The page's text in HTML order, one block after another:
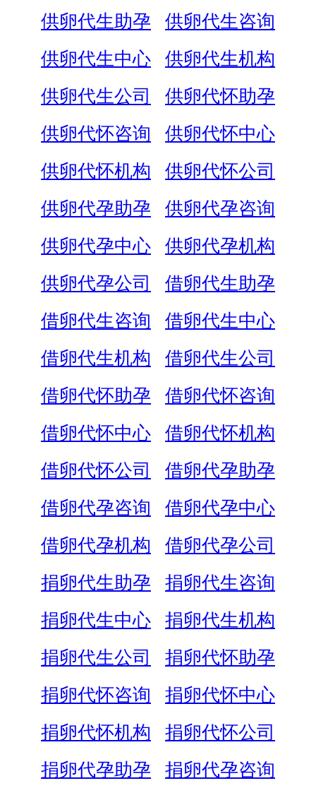
供卵代生助孕
供卵代生咨询
供卵代生中心
供卵代生机构
供卵代生公司
供卵代怀助孕
供卵代怀咨询
供卵代怀中心
供卵代怀机构
供卵代怀公司
供卵代孕助孕
供卵代孕咨询
供卵代孕中心
供卵代孕机构
供卵代孕公司
借卵代生助孕
借卵代生咨询
借卵代生中心
借卵代生机构
借卵代生公司
借卵代怀助孕
借卵代怀咨询
借卵代怀中心
借卵代怀机构
借卵代怀公司
借卵代孕助孕
借卵代孕咨询
借卵代孕中心
借卵代孕机构
借卵代孕公司
捐卵代生助孕
捐卵代生咨询
捐卵代生中心
捐卵代生机构
捐卵代生公司
捐卵代怀助孕
捐卵代怀咨询
捐卵代怀中心
捐卵代怀机构
捐卵代怀公司
捐卵代孕助孕
捐卵代孕咨询